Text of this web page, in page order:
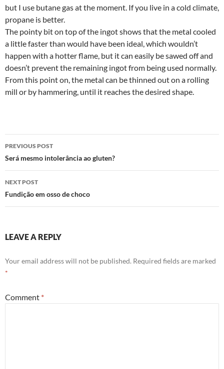
but I use butane gas at the moment. If you live in a cold climate,
propane is better.
The pointy bit on top of the ingot shows that the metal cooled
a little faster than would have been ideal, which wouldn’t
happen with a hotter flame, but it can easily be sawed off and
doesn’t prevent the remaining ingot from being used normally.
From this point on, the metal can be thinned out on a rolling
mill or by hammering, until it reaches the desired shape.
Post
navigation
PREVIOUS POST
Será mesmo intolerância ao gluten?
NEXT POST
Fundição em osso de choco
LEAVE A REPLY
Your email address will not be published. Required fields are marked
*
Comment *